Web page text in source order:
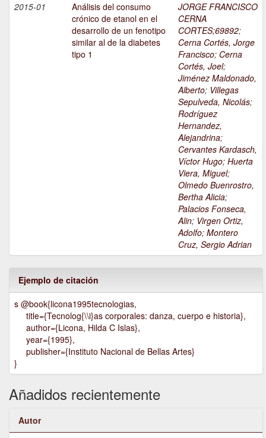
2015-01
Análisis del consumo
crónico de etanol en el
desarrollo de un fenotipo
similar al de la diabetes
tipo 1
JORGE FRANCISCO
CERNA
CORTES;69892;
Cerna Cortés, Jorge
Francisco; Cerna
Cortés, Joel;
Jiménez Maldonado,
Alberto; Villegas
Sepulveda, Nicolás;
Rodríguez
Hernandez,
Alejandrina;
Cervantes Kardasch,
Víctor Hugo; Huerta
Viera, Miguel;
Olmedo Buenrostro,
Bertha Alicia;
Palacios Fonseca,
Alin; Virgen Ortiz,
Adolfo; Montero
Cruz, Sergio Adrian
Ejemplo de citación
s @book{licona1995tecnologias,
title={Tecnolog{\\i}as corporales: danza, cuerpo e historia},
author={Licona, Hilda C Islas},
year={1995},
publisher={Instituto Nacional de Bellas Artes}
}
Añadidos recientemente
Autor